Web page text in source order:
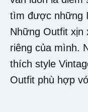
tìm được những
Những Outfit xịn
riêng của mình.
thích style
Outfit phù hợp